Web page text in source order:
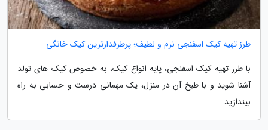
طرز تهیه کیک اسفنجی نرم و لطیف؛ پرطرفدارترین کیک خانگی
با طرز تهیه کیک اسفنجی، پایه انواع کیک، به خصوص کیک های تولد
آشنا شوید و با طبخ آن در منزل، یک مهمانی درست و حسابی به راه
بیندازید.